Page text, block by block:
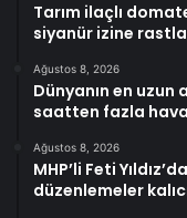
Tarım ilaçlı
siyanür izine
Ağustos 8, 2026
Dünyanın en
saatten fazla
Ağustos 8, 2026
MHP’li Feti
düzenlemeler